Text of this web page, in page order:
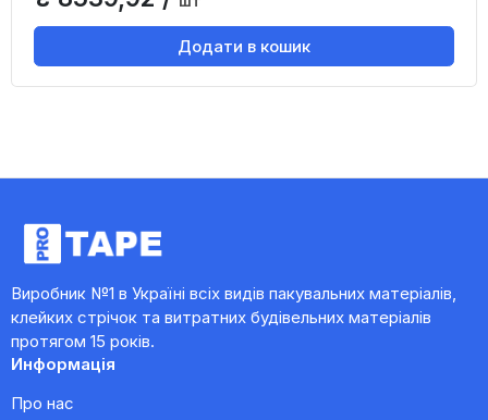
Додати в кошик
Виробник №1 в Україні всіх видів пакувальних матеріалів,
клейких стрічок та витратних будівельних матеріалів
протягом 15 років.
Информація
Про нас